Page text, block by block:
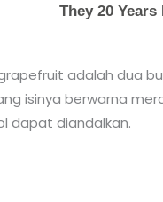
adalah dua
isinya berwarna
dapat diandalkan.